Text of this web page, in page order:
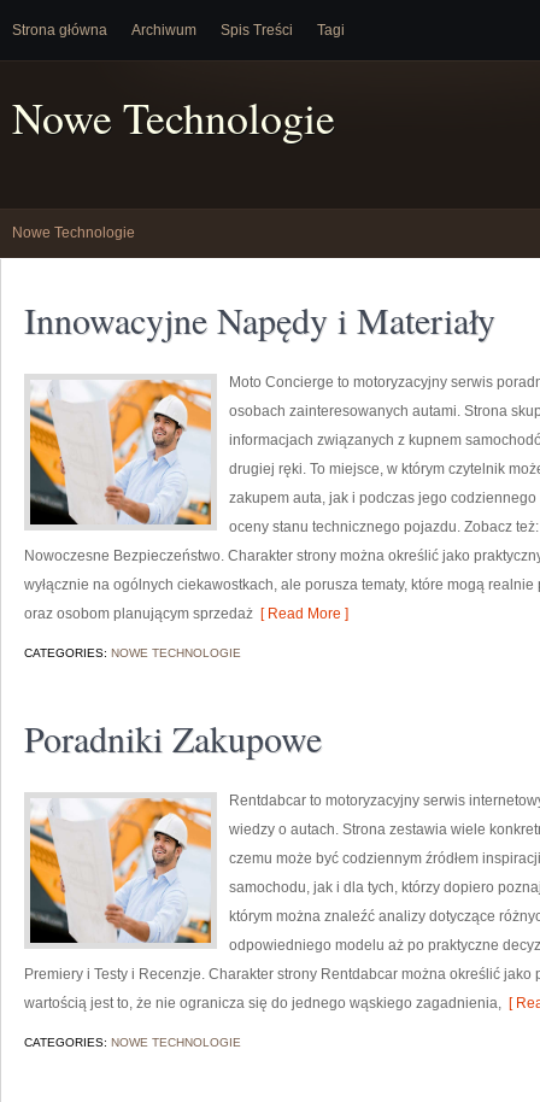
Strona główna Archiwum Spis Treści Tagi
Nowe Technologie
Nowe Technologie
Innowacyjne Napędy i Materiały
Moto Concierge to motoryzacyjny serwis
osobach zainteresowanych autami. Strona
informacjach związanych z kupnem
drugiej ręki. To miejsce, w którym czytelnik
zakupem auta, jak i podczas jego
oceny stanu technicznego pojazdu. Zobacz
Nowoczesne Bezpieczeństwo. Charakter strony można określić jako
wyłącznie na ogólnych ciekawostkach, ale porusza tematy, które mogą
oraz osobom planującym sprzedaż [ Read More ]
CATEGORIES: NOWE TECHNOLOGIE
Poradniki Zakupowe
Rentdabcar to motoryzacyjny serwis
wiedzy o autach. Strona zestawia wiele
czemu może być codziennym źródłem
samochodu, jak i dla tych, którzy dopiero
którym można znaleźć analizy dotyczące
odpowiedniego modelu aż po praktyczne
Premiery i Testy i Recenzje. Charakter strony Rentdabcar można określić
wartością jest to, że nie ogranicza się do jednego wąskiego zagadnienia, [
CATEGORIES: NOWE TECHNOLOGIE